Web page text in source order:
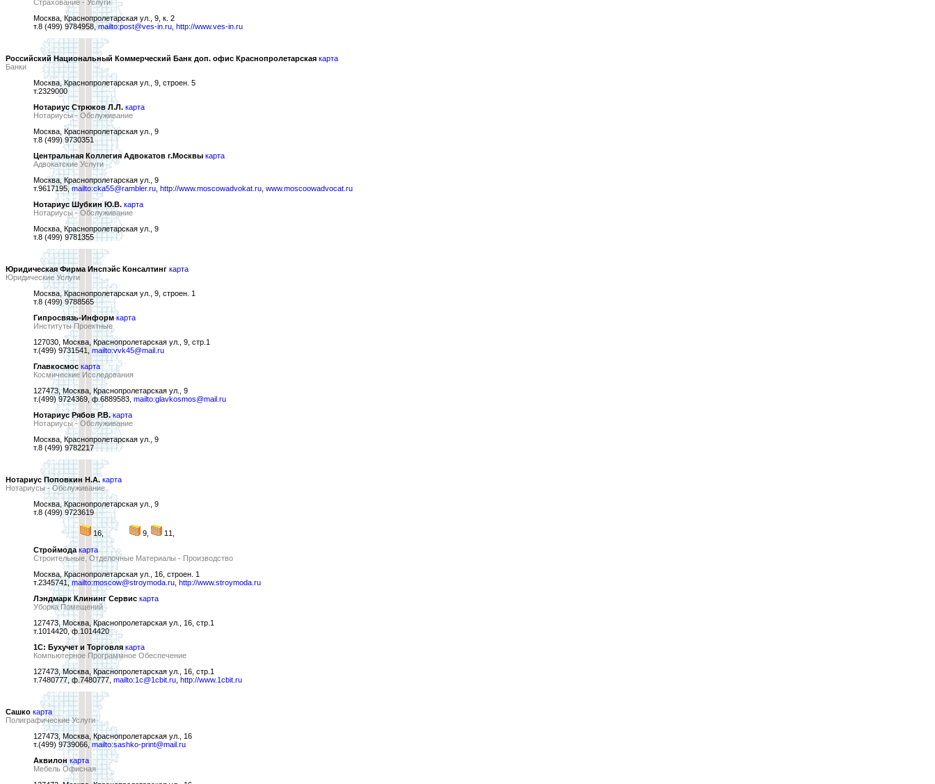
Страхование - Услуги
Москва, Краснопролетарская ул., 9, к. 2
т.8 (499) 9784958,mailto:post@ves-in.ru http://www.ves-in.ru
Российский Национальный Коммерческий Банк доп. офис Краснопролетарская карта
Банки
Москва, Краснопролетарская ул., 9, строен. 5
т.2329000
Нотариус Стрюков Л.Л. карта
Нотариусы - Обслуживание
Москва, Краснопролетарская ул., 9
т.8 (499) 9730351
Центральная Коллегия Адвокатов г.Москвы карта
Адвокатские Услуги
Москва, Краснопролетарская ул., 9
т.9617195,mailto:cka55@rambler.ru http://www.moscowadvokat.ru www.moscoowadvocat.ru
Нотариус Шубкин Ю.В. карта
Нотариусы - Обслуживание
Москва, Краснопролетарская ул., 9
т.8 (499) 9781355
Юридическая Фирма Инспэйс Консалтинг карта
Юридические Услуги
Москва, Краснопролетарская ул., 9, строен. 1
т.8 (499) 9788565
Гипросвязь-Информ карта
Институты Проектные
127030, Москва, Краснопролетарская ул., 9, стр.1
т.(499) 9731541, mailto:vvk45@mail.ru
Главкосмос карта
Космические Исследования
127473, Москва, Краснопролетарская ул., 9
т.(499) 9724369, ф.6889583, mailto:glavkosmos@mail.ru
Нотариус Рябов Р.В. карта
Нотариусы - Обслуживание
Москва, Краснопролетарская ул., 9
т.8 (499) 9782217
Нотариус Поповкин Н.А. карта
Нотариусы - Обслуживание
Москва, Краснопролетарская ул., 9
т.8 (499) 9723619
16, 9,
11,
Строймода карта
Строительные, Отделочные Материалы - Производство
Москва, Краснопролетарская ул., 16, строен. 1
т.2345741,mailto:moscow@stroymoda.ru http://www.stroymoda.ru
Лэндмарк Клининг Сервис карта
Уборка Помещений
127473, Москва, Краснопролетарская ул., 16, стр.1
т.1014420, ф.1014420
1С: Бухучет и Торговля карта
Компьютерное Программное Обеспечение
127473, Москва, Краснопролетарская ул., 16, стр.1
т.7480777, ф.7480777, mailto:1c@1cbit.ru http://www.1cbit.ru
Сашко карта
Полиграфические Услуги
127473, Москва, Краснопролетарская ул., 16
т.(499) 9739066, mailto:sashko-print@mail.ru
Аквилон карта
Мебель Офисная